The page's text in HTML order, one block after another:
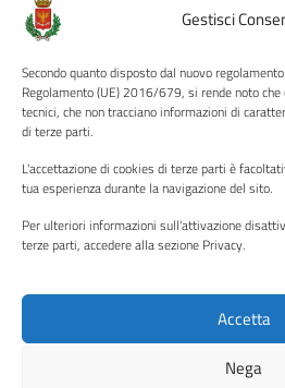
Gestisci
Secondo quanto disposto dal nuovo
Regolamento (UE) 2016/679, si rende noto
tecnici, che non tracciano informazioni di
di terze parti.
L'accettazione di cookies di terze parti è
tua esperienza durante la navigazione del sito.
Per ulteriori informazioni sull'attivazione
terze parti, accedere alla sezione Privacy.
Accetta
Nega
Amministrazione Trasparente
Albo pretorio
Informativa privacy
Note legali
Piano di miglioramento del sito
Instagram